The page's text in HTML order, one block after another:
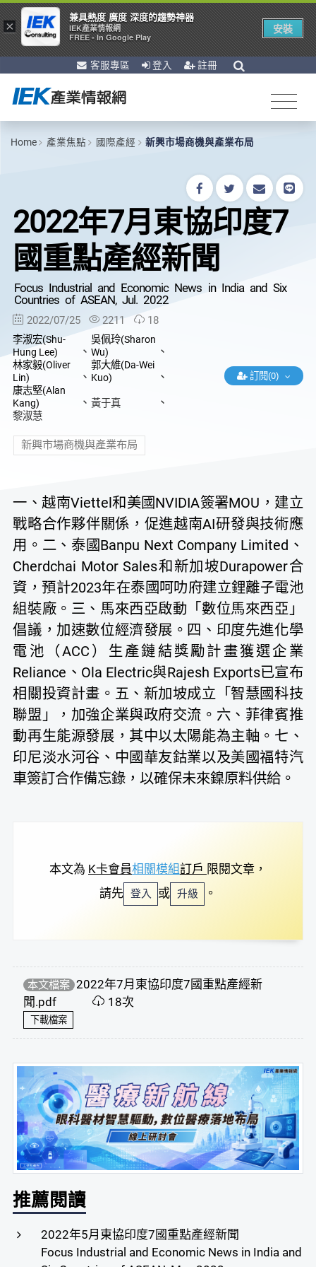
客服專區 登入 註冊
Home 產業焦點 國際產經 新興市場商機與產業布局
2022年7月東協印度7
國重點產經新聞
Focus Industrial and Economic News in India and Six
Countries of ASEAN, Jul. 2022
2022/07/25 2211 18
李淑宏(Shu-
Hung Lee)
、
吳佩玲(Sharon
Wu)
、
林家毅(Oliver
Lin)
、
郭大維(Da-Wei
Kuo)
、
康志堅(Alan
Kang)
、 黃于真 、
黎淑慧
訂閱(0)
新興市場商機與產業布局
一、越南Viettel和美國NVIDIA簽署MOU，建立
戰略合作夥伴關係，促進越南AI研發與技術應
用。二、泰國Banpu Next Company Limited、
Cherdchai Motor Sales和新加坡Durapower合
資，預計2023年在泰國呵叻府建立鋰離子電池
組裝廠。三、馬來西亞啟動「數位馬來西亞」
倡議，加速數位經濟發展。四、印度先進化學
電池（ACC）生產鏈結獎勵計畫獲選企業
Reliance、Ola Electric與Rajesh Exports已宣布
相關投資計畫。五、新加坡成立「智慧國科技
聯盟」，加強企業與政府交流。六、菲律賓推
動再生能源發展，其中以太陽能為主軸。七、
印尼淡水河谷、中國華友鈷業以及美國福特汽
車簽訂合作備忘錄，以確保未來鎳原料供給。
本文為 K卡會員相關模組訂戶 限閱文章，
請先 登入 或 升級 。
本文檔案 2022年7月東協印度7國重點產經新
聞.pdf
18次
下載檔案
推薦閱讀
2022年5月東協印度7國重點產經新聞
Focus Industrial and Economic News in India and
×
兼具熱度 廣度 深度的趨勢神器
IEK產業情報網
FREE - In Google Play
安裝